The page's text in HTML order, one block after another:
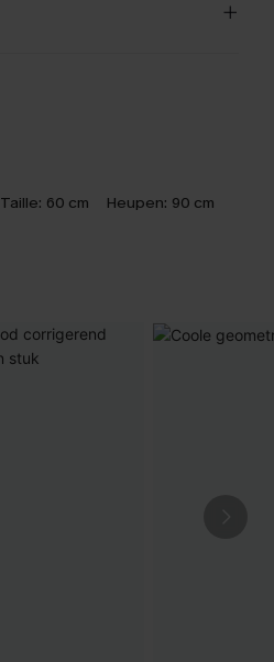
Taille: 60 cm Heupen: 90 cm